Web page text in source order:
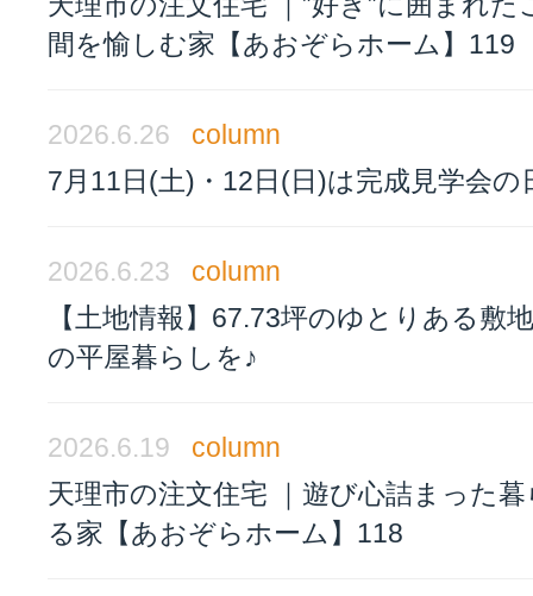
間を愉しむ家【あおぞらホーム】119
2026.6.26
column
7月11日(土)・12日(日)は完成見学会の
2026.6.23
column
【土地情報】67.73坪のゆとりある敷
の平屋暮らしを♪
2026.6.19
column
天理市の注文住宅 ｜遊び心詰まった
る家【あおぞらホーム】118